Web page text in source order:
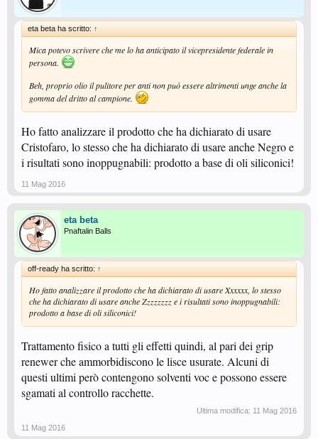
eta beta ha scritto: ↑
Mica potevo scrivere che me lo ha anticipato il vicepresidente federale in
persona.
Beh, proprio olio il pulitore per anti non può essere altrimenti unge anche la
gomma del dritto al campione.
Ho fatto analizzare il prodotto che ha dichiarato di usare
Cristofaro, lo stesso che ha dichiarato di usare anche Negro e
i risultati sono inoppugnabili: prodotto a base di oli siliconici!
11 Mag 2016
eta beta
Pnaftalin Balls
off-ready ha scritto: ↑
Ho fatto analizzare il prodotto che ha dichiarato di usare Xxxxxx, lo stesso
che ha dichiarato di usare anche Zzzzzzzz e i risultati sono inoppugnabili:
prodotto a base di oli siliconici!
Trattamento fisico a tutti gli effetti quindi, al pari dei grip
renewer che ammorbidiscono le lisce usurate. Alcuni di
questi ultimi però contengono solventi voc e possono essere
sgamati al controllo racchette.
Ultima modifica: 11 Mag 2016
11 Mag 2016